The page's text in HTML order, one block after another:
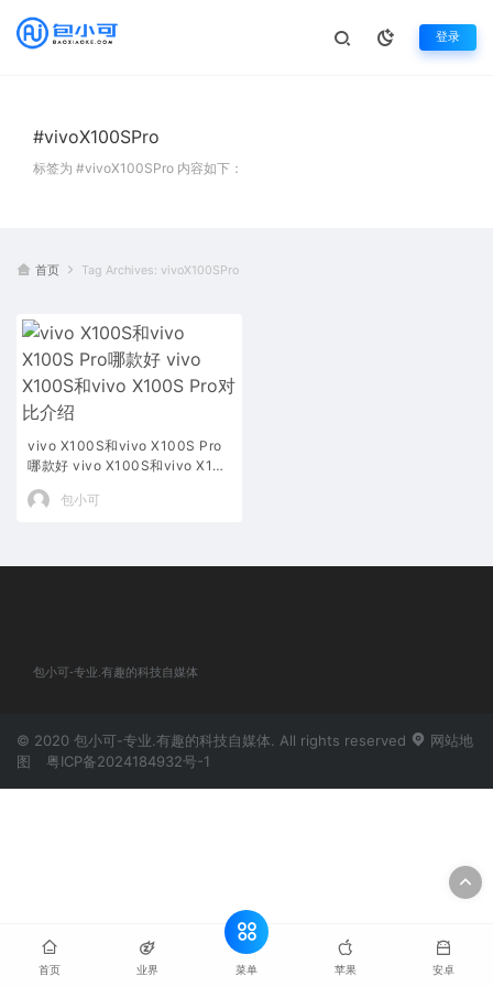
登录
#vivoX100SPro
标签为 #vivoX100SPro 内容如下：
首页 Tag Archives: vivoX100SPro
vivo X100S和vivo X100S Pro
哪款好 vivo X100S和vivo X100
S Pro对比介绍
包小可
包小可-专业.有趣的科技自媒体
© 2020 包小可-专业.有趣的科技自媒体. All rights reserved
网站地
图
粤ICP备2024184932号-1
首页 业界 菜单 苹果 安卓